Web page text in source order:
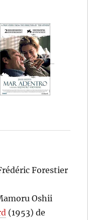
Forestier
Oshii
(1953) de